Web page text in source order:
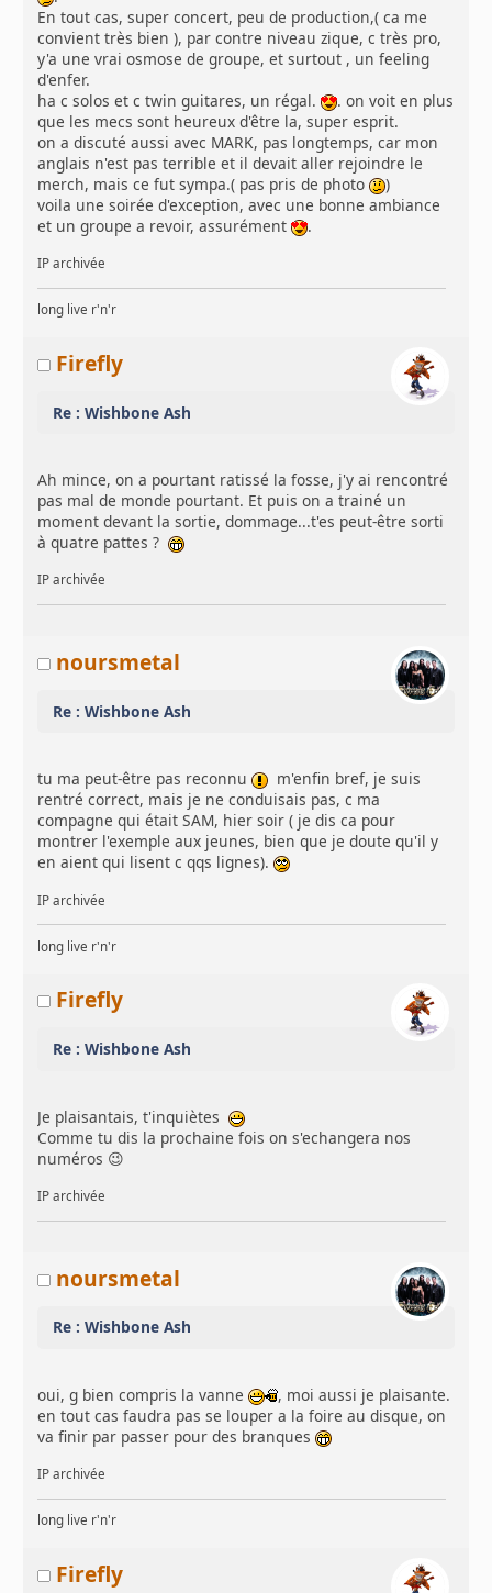
En tout cas, super concert, peu de production,( ca me
convient très bien ), par contre niveau zique, c très pro,
y'a une vrai osmose de groupe, et surtout , un feeling
d'enfer.
ha c solos et c twin guitares, un régal.
. on voit en plus
que les mecs sont heureux d'être la, super esprit.
on a discuté aussi avec MARK, pas longtemps, car mon
anglais n'est pas terrible et il devait aller rejoindre le
merch, mais ce fut sympa.( pas pris de photo
)
voila une soirée d'exception, avec une bonne ambiance
et un groupe a revoir, assurément
.
IP archivée
long live r'n'r
Firefly
Re : Wishbone Ash
Ah mince, on a pourtant ratissé la fosse, j'y ai rencontré
pas mal de monde pourtant. Et puis on a trainé un
moment devant la sortie, dommage...t'es peut-être sorti
à quatre pattes ?
IP archivée
noursmetal
Re : Wishbone Ash
tu ma peut-être pas reconnu
m'enfin bref, je suis
rentré correct, mais je ne conduisais pas, c ma
compagne qui était SAM, hier soir ( je dis ca pour
montrer l'exemple aux jeunes, bien que je doute qu'il y
en aient qui lisent c qqs lignes).
IP archivée
long live r'n'r
Firefly
Re : Wishbone Ash
Je plaisantais, t'inquiètes
Comme tu dis la prochaine fois on s'echangera nos
numéros 😉
IP archivée
noursmetal
Re : Wishbone Ash
oui, g bien compris la vanne
, moi aussi je plaisante.
en tout cas faudra pas se louper a la foire au disque, on
va finir par passer pour des branques
IP archivée
long live r'n'r
Firefly